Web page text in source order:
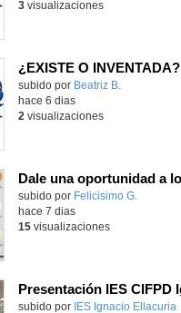
3visualizaciones
¿EXISTE O INVENTADA?
Contenido educativo.
subido por Beatriz B.
hace 6 dias
2 visualizaciones
Contenido educativo.
subido por Felicisimo G.
hace 7 dias
15visualizaciones
Contenido educativo.
subido por IES Ignacio Ellacuria